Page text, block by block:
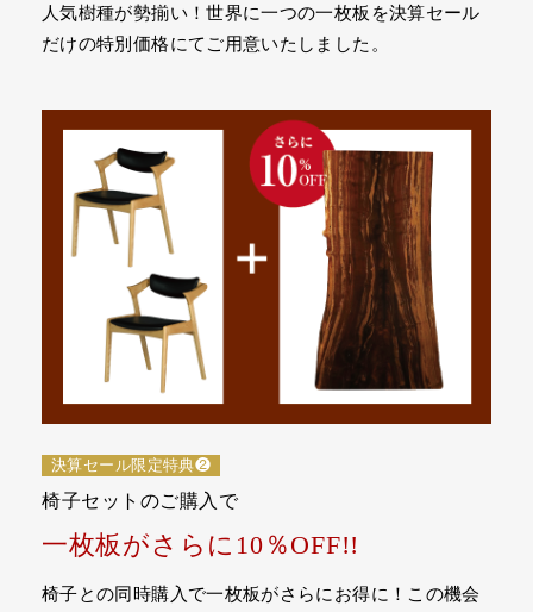
人気樹種が勢揃い！世界に一つの一枚板を決算セール
だけの特別価格にてご用意いたしました。
決算セール限定特典❷
椅子セットのご購入で
一枚板がさらに10％OFF!!
椅子との同時購入で一枚板がさらにお得に！この機会